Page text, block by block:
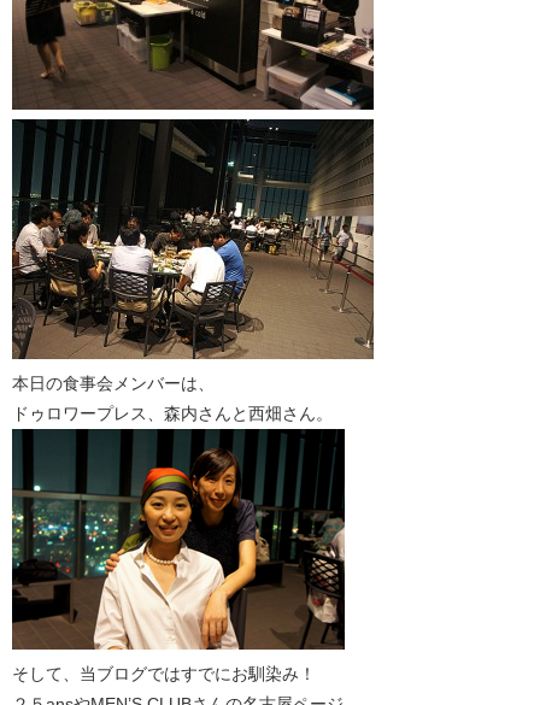
本日の食事会メンバーは、
ドゥロワープレス、森内さんと西畑さん。
そして、当ブログではすでにお馴染み！